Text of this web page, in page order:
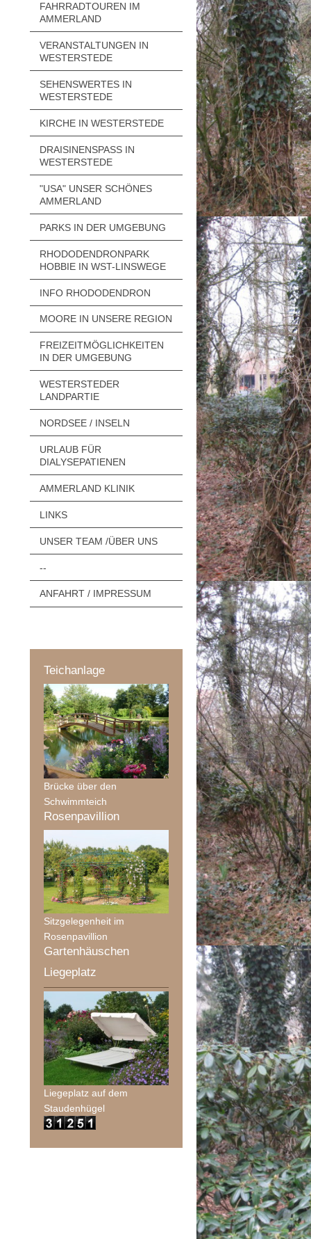
FAHRRADTOUREN IM
AMMERLAND
VERANSTALTUNGEN IN
WESTERSTEDE
SEHENSWERTES IN
WESTERSTEDE
KIRCHE IN WESTERSTEDE
DRAISINENSPASS IN W
ESTERSTEDE
"USA" UNSER SCHÖNES
AMMERLAND
PARKS IN DER UMGEBUNG
RHODODENDRONPARK
HOBBIE IN WST-LINSWEGE
INFO RHODODENDRON
MOORE IN UNSERE REGION
FREIZEITMÖGLICHKEITEN
IN DER UMGEBUNG
WESTERSTEDER
LANDPARTIE
NORDSEE / INSELN
URLAUB FÜR
DIALYSEPATIENEN
AMMERLAND KLINIK
LINKS
UNSER TEAM /ÜBER UNS
--
ANFAHRT / IMPRESSUM
Teichanlage
Brücke über den
Schwimmteich
Rosenpavillion
Sitzgelegenheit im
Rosenpavillion
Gartenhäuschen
Liegeplatz
Liegeplatz auf dem
Staudenhügel